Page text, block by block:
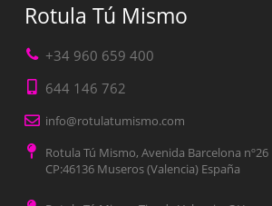
Rotula Tú Mismo
+34 960 659 400
644 146 762
info@rotulatumismo.com
Rotula Tú Mismo, Avenida Barcelona nº26
CP:46136 Museros (Valencia) España